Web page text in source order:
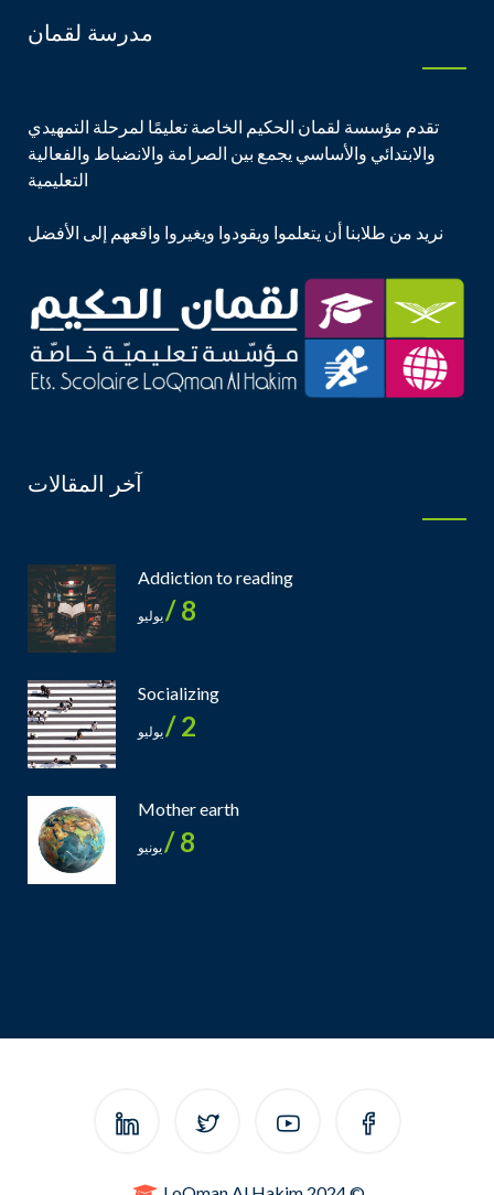
مدرسة لقمان
تقدم مؤسسة لقمان الحكيم الخاصة تعليمًا لمرحلة التمهيدي
والابتدائي والأساسي يجمع بين الصرامة والانضباط والفعالية
التعليمية
نريد من طلابنا أن يتعلموا ويقودوا ويغيروا واقعهم إلى الأفضل
آخر المقالات
Addiction to reading
8 / يوليو
Socializing
2 / يوليو
Mother earth
8 / يونيو